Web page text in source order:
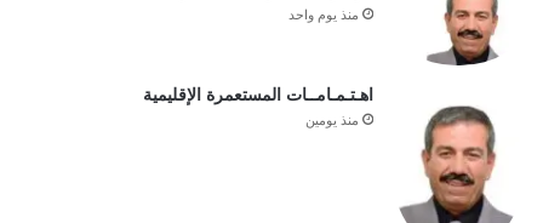
منذ يوم واحد
اهـتـمـامــات المستعمرة الإقليمية
منذ يومين